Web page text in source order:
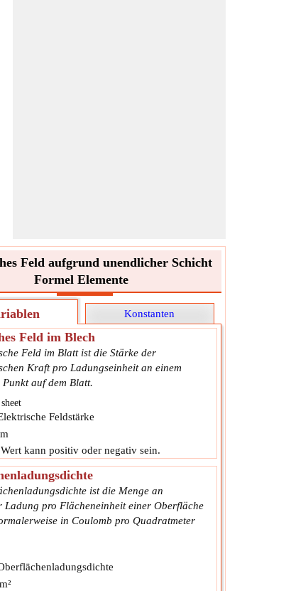
Feld aufgrund unendlicher Schicht
Formel Elemente
Konstanten
Feld im Blech
Feld im Blatt ist die Stärke der
Kraft pro Ladungseinheit an einem
Punkt auf dem Blatt.
Feldstärke
kann positiv oder negativ sein.
ist die Menge an
Ladung pro Flächeneinheit einer Oberfläche
in Coulomb pro Quadratmeter